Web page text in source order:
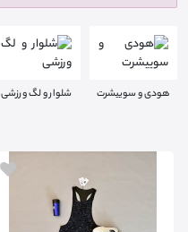
هودی و سوییشرت شلوار و لگ ورزشی